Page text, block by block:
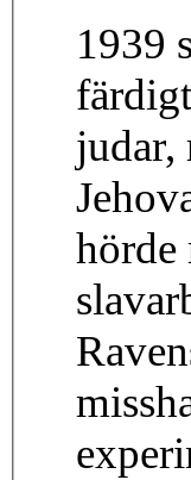
1939
judar,
hörde